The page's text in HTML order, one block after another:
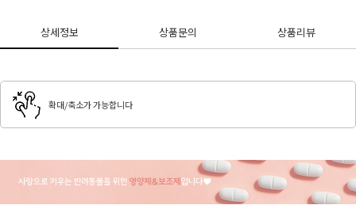
상세정보 상품문의 상품리뷰
확대/축소가 가능합니다